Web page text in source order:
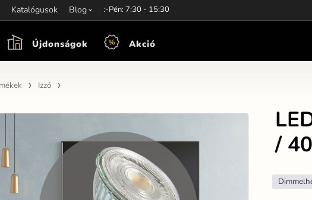
Katalógusok Blog
907 263 473Munkaidő: Hét-Pén: 7:30 - 15:30
Újdonságok Akció
Izzó
/